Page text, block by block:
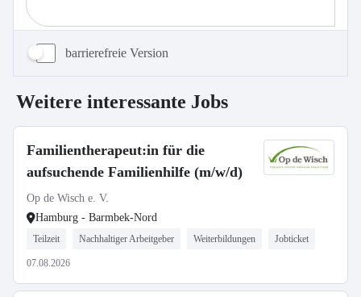
barrierefreie Version
Weitere interessante Jobs
Familientherapeut:in für die
aufsuchende Familienhilfe (m/w/d)
Op de Wisch e. V.
Hamburg - Barmbek-Nord
Teilzeit Nachhaltiger Arbeitgeber Weiterbildungen Jobticket
07.08.2026